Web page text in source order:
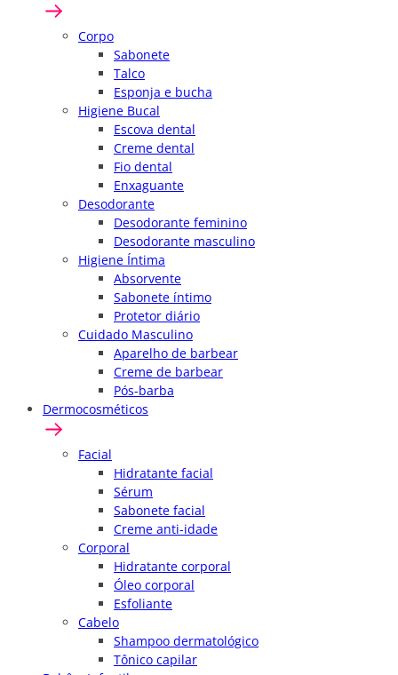
Corpo
Sabonete
Talco
Esponja e bucha
Higiene Bucal
Escova dental
Creme dental
Fio dental
Enxaguante
Desodorante
Desodorante feminino
Desodorante masculino
Higiene Íntima
Absorvente
Sabonete íntimo
Protetor diário
Cuidado Masculino
Aparelho de barbear
Creme de barbear
Pós-barba
Dermocosméticos
Facial
Hidratante facial
Sérum
Sabonete facial
Creme anti-idade
Corporal
Hidratante corporal
Óleo corporal
Esfoliante
Cabelo
Shampoo dermatológico
Tônico capilar